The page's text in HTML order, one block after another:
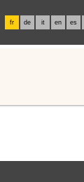
fr de it en es